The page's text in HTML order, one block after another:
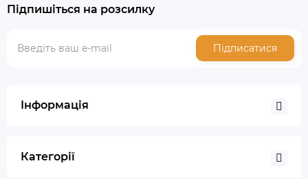
Підпишіться на розсилку
Підписатися
Інформація
Категорії